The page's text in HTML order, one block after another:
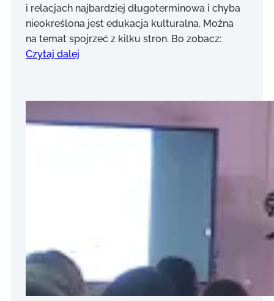
i relacjach najbardziej długoterminowa i chyba
nieokreślona jest edukacja kulturalna. Można
na temat spojrzeć z kilku stron. Bo zobacz:
Czytaj dalej